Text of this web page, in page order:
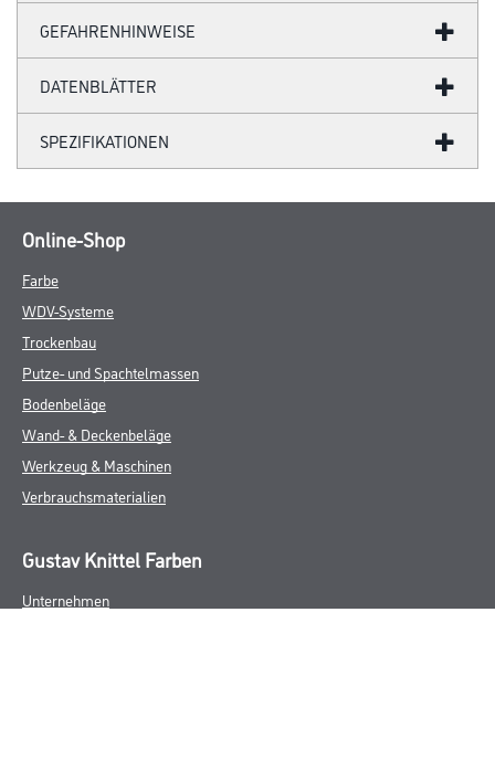
GEFAHRENHINWEISE
DATENBLÄTTER
SPEZIFIKATIONEN
Online-Shop
Farbe
WDV-Systeme
Trockenbau
Putze- und Spachtelmassen
Bodenbeläge
Wand- & Deckenbeläge
Werkzeug & Maschinen
Verbrauchsmaterialien
Gustav Knittel Farben
Unternehmen